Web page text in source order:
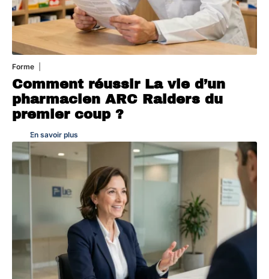
Forme
Comment réussir La vie d’un
pharmacien ARC Raiders du
premier coup ?
En savoir plus